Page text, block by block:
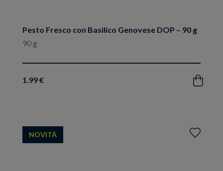
Pesto Fresco con Basilico Genovese DOP – 90 g
90 g
1.99 € Acquista
NOVITÀ
Aggiungi